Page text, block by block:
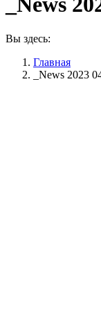
Вы здесь:
Главная
_News 2023